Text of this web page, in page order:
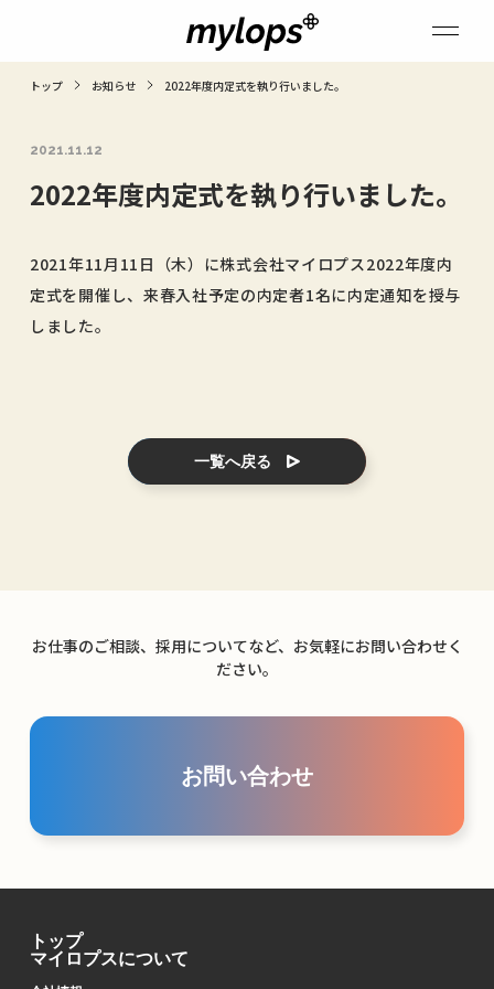
トップ お知らせ 2022年度内定式を執り行いました。
2021.11.12
2022年度内定式を執り行いました。
2021年11月11日（木）に株式会社マイロプス2022年度内
定式を開催し、来春入社予定の内定者1名に内定通知を授与
しました。
一覧へ戻る
お仕事のご相談、採用についてなど、お気軽にお問い合わせく
ださい。
お問い合わせ
トップ
マイロプスについて